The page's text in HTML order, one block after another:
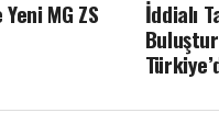
İddialı
MG ZS